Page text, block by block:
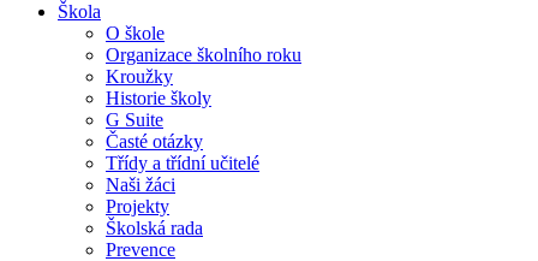
Škola
O škole
Organizace školního roku
Kroužky
Historie školy
G Suite
Časté otázky
Třídy a třídní učitelé
Naši žáci
Projekty
Školská rada
Prevence